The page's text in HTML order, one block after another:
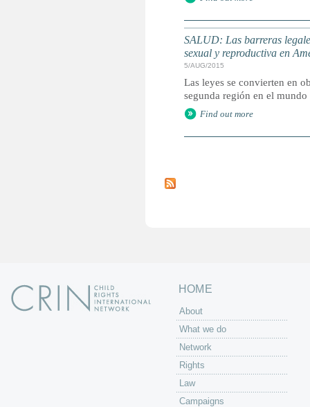
SALUD: Las barreras
sexual y reproductiva en
5/AUG/2015
Las leyes se convierten en
segunda región en el
Find out more
a
HOME
About
What we do
Network
Rights
Law
Campaigns